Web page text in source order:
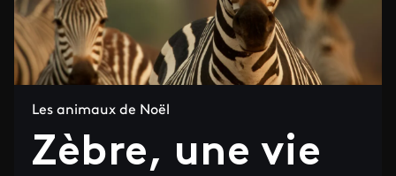
Les animaux de Noël
Zèbre, une vie